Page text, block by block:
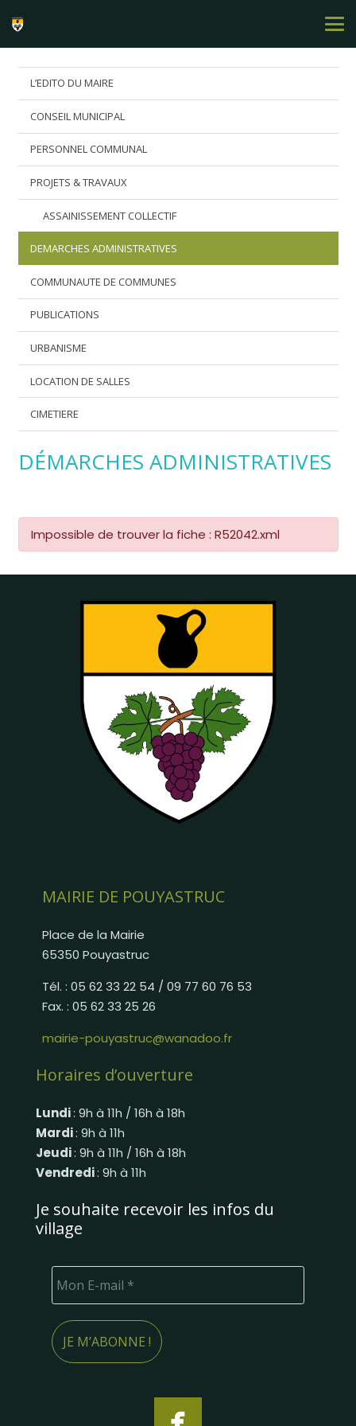
L’EDITO DU MAIRE
CONSEIL MUNICIPAL
PERSONNEL COMMUNAL
PROJETS & TRAVAUX
ASSAINISSEMENT COLLECTIF
DEMARCHES ADMINISTRATIVES
COMMUNAUTE DE COMMUNES
PUBLICATIONS
URBANISME
LOCATION DE SALLES
CIMETIERE
DÉMARCHES ADMINISTRATIVES
Impossible de trouver la fiche : R52042.xml
MAIRIE DE POUYASTRUC
Place de la Mairie
65350 Pouyastruc
Tél. : 05 62 33 22 54 / 09 77 60 76 53
Fax. : 05 62 33 25 26
mairie-pouyastruc@wanadoo.fr
Horaires d’ouverture
Lundi: 9h à 11h / 16h à 18h
Mardi: 9h à 11h
Jeudi: 9h à 11h / 16h à 18h
Vendredi: 9h à 11h
Je souhaite recevoir les infos du
village